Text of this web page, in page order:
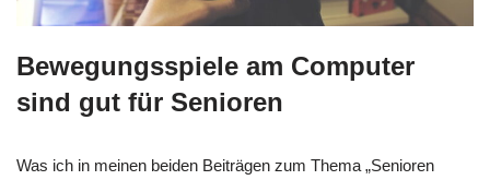
Bewegungsspiele am Computer
sind gut für Senioren
Was ich in meinen beiden Beiträgen zum Thema „Senioren